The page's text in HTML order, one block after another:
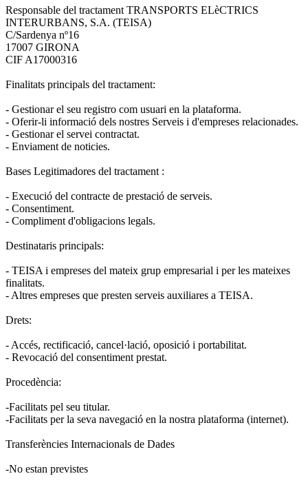
Responsable del tractament TRANSPORTS ELèCTRICS
INTERURBANS, S.A. (TEISA)
C/Sardenya nº16
17007 GIRONA
CIF A17000316
Finalitats principals del tractament:
- Gestionar el seu registro com usuari en la plataforma.
- Oferir-li informació dels nostres Serveis i d'empreses relacionades.
- Gestionar el servei contractat.
- Enviament de noticies.
Bases Legitimadores del tractament :
- Execució del contracte de prestació de serveis.
- Consentiment.
- Compliment d'obligacions legals.
Destinataris principals:
- TEISA i empreses del mateix grup empresarial i per les mateixes
finalitats.
- Altres empreses que presten serveis auxiliares a TEISA.
Drets:
- Accés, rectificació, cancel·lació, oposició i portabilitat.
- Revocació del consentiment prestat.
Procedència:
-Facilitats pel seu titular.
-Facilitats per la seva navegació en la nostra plataforma (internet).
Transferències Internacionals de Dades
-No estan previstes